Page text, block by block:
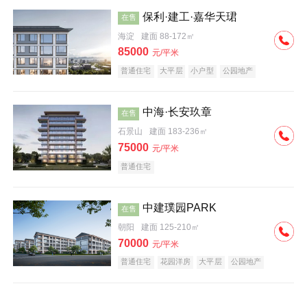
在售 保利·建工·嘉华天珺
海淀 建面 88-172㎡
85000 元/平米
普通住宅 大平层 小户型
公园地产
在售 中海·长安玖章
石景山 建面 183-236㎡
75000 元/平米
普通住宅
在售 中建璞园PARK
朝阳 建面 125-210㎡
70000 元/平米
普通住宅 花园洋房 大平层
公园地产